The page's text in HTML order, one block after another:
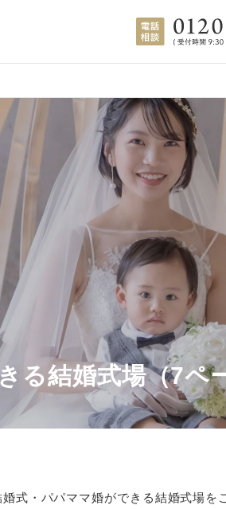
る結婚式場（7ペ
式・パパママ婚ができる結婚式場を